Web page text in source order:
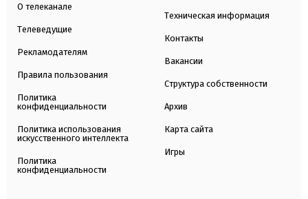
О телеканале
Телеведущие
Рекламодателям
Правила пользования
Политика
конфиденциальности
Политика использования
искусственного интеллекта
Политика
конфиденциальности
Техническая информация
Контакты
Вакансии
Структура собственности
Архив
Карта сайта
Игры